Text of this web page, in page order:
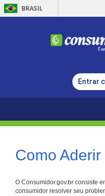
BRASIL
Entrar
Como
O Consumidor.gov.br consiste
consumidor resolver seu